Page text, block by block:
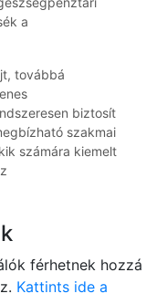
a
továbbá
biztosít
szakmai
számára kiemelt
férhetnek hozzá
Kattints ide a